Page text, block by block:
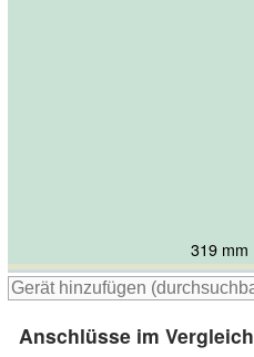
325 mm
323 mm
319 mm
Anschlüsse im Vergleich